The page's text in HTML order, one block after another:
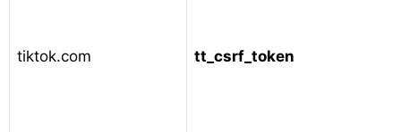
tiktok.com tt_csrf_token